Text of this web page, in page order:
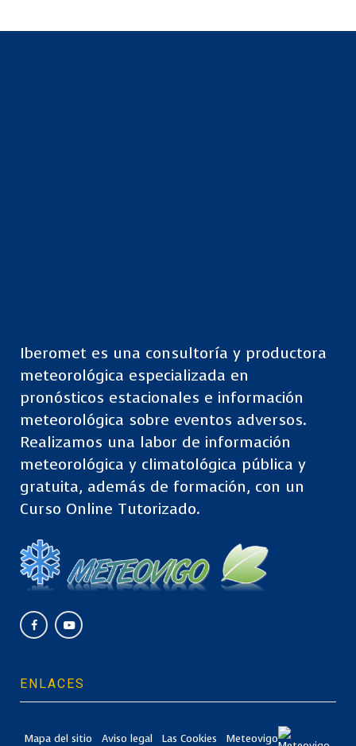
Iberomet es una consultoría y productora
meteorológica especializada en
pronósticos estacionales e información
meteorológica sobre eventos adversos.
Realizamos una labor de información
meteorológica y climatológica pública y
gratuita, además de formación, con un
Curso Online Tutorizado.
ENLACES
Mapa del sitio Aviso legal Las Cookies Meteovigo